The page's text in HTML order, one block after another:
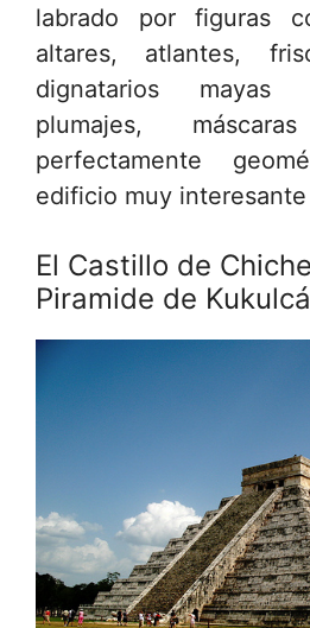
labrado por figuras
altares, atlantes,
dignatarios mayas
plumajes,
perfectamente
edificio muy
El Castillo de
Piramide de